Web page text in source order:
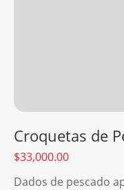
Croquetas de
$33,000.00
Dados de pescado